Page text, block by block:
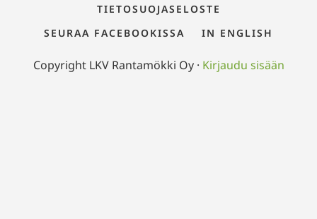
TIETOSUOJASELOSTE
SEURAA FACEBOOKISSA
IN ENGLISH
Copyright LKV Rantamökki Oy · Kirjaudu sisään